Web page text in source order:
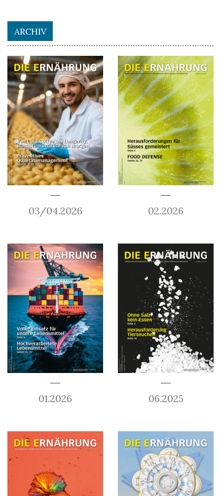
ARCHIV
03/04.2026 02.2026
01.2026 06.2025